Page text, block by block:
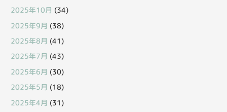
2025年10月 (34)
2025年9月 (38)
2025年8月 (41)
2025年7月 (43)
2025年6月 (30)
2025年5月 (18)
2025年4月 (31)